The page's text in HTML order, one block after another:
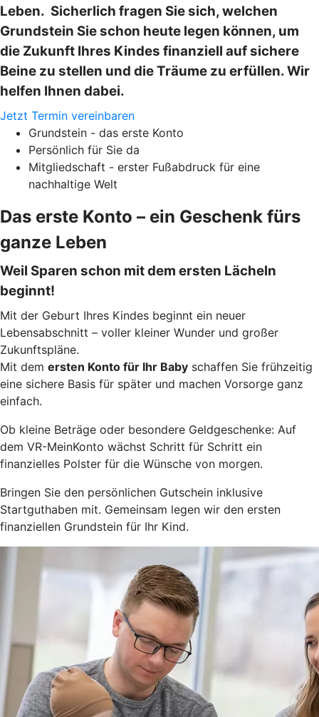
Leben. Sicherlich fragen Sie sich, welchen
Grundstein Sie schon heute legen können, um
die Zukunft Ihres Kindes finanziell auf sichere
Beine zu stellen und die Träume zu erfüllen. Wir
helfen Ihnen dabei.
Jetzt Termin vereinbaren
Grundstein - das erste Konto
Persönlich für Sie da
Mitgliedschaft - erster Fußabdruck für eine
nachhaltige Welt
Das erste Konto – ein Geschenk fürs
ganze Leben
Weil Sparen schon mit dem ersten Lächeln
beginnt!
Mit der Geburt Ihres Kindes beginnt ein neuer
Lebensabschnitt – voller kleiner Wunder und großer
Zukunftspläne.
Mit dem ersten Konto für Ihr Baby schaffen Sie frühzeitig
eine sichere Basis für später und machen Vorsorge ganz
einfach.
Ob kleine Beträge oder besondere Geldgeschenke: Auf
dem VR-MeinKonto wächst Schritt für Schritt ein
finanzielles Polster für die Wünsche von morgen.
Bringen Sie den persönlichen Gutschein inklusive
Startguthaben mit. Gemeinsam legen wir den ersten
finanziellen Grundstein für Ihr Kind.